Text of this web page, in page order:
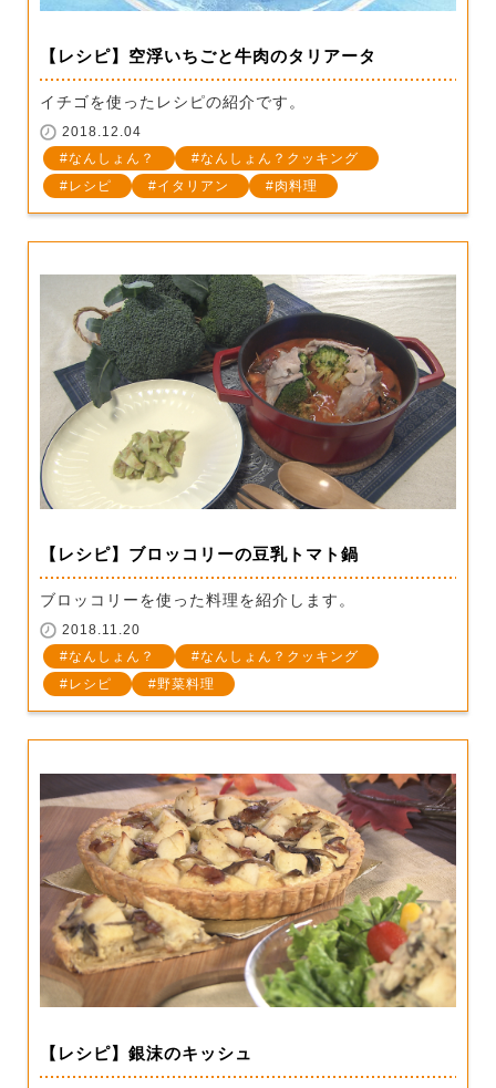
【レシピ】空浮いちごと牛肉のタリアータ
イチゴを使ったレシピの紹介です。
2018.12.04
なんしょん？
なんしょん？クッキング
レシピ
イタリアン 肉料理
【レシピ】ブロッコリーの豆乳トマト鍋
ブロッコリーを使った料理を紹介します。
2018.11.20
なんしょん？
なんしょん？クッキング
レシピ
野菜料理
【レシピ】銀沫のキッシュ